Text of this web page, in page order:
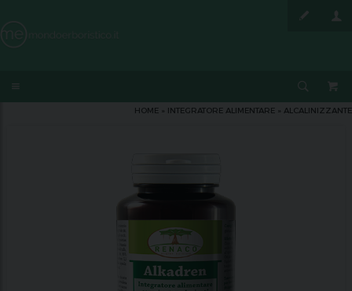
HOME » INTEGRATORE ALIMENTARE » ALCALINIZZANTE